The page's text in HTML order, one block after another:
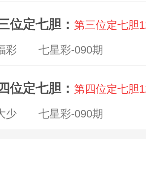
位定七胆： 第三位定七胆
彩 七星彩-090期
位定七胆： 第四位定七胆
少 七星彩-090期